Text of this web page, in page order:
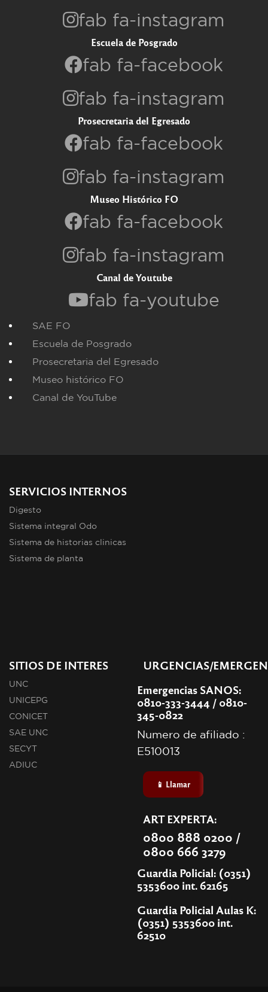
fab fa-instagram
Escuela de Posgrado
fab fa-facebook
fab fa-instagram
Prosecretaria del Egresado
fab fa-facebook
fab fa-instagram
Museo Histórico FO
fab fa-facebook
fab fa-instagram
Canal de Youtube
fab fa-youtube
SAE FO
Escuela de Posgrado
Prosecretaria del Egresado
Museo histórico FO
Canal de YouTube
SERVICIOS INTERNOS
Digesto
Sistema integral Odo
Sistema de historias clinicas
Sistema de planta
SITIOS DE INTERES
UNC
UNICEPG
CONICET
SAE UNC
SECYT
ADIUC
URGENCIAS/
Emergencias SANOS:
0810-333-3444 / 0810-
345-0822
Numero de afiliado :
E510013
📱 Llamar
ART EXPERTA:
0800 888 0200 /
0800 666 3279
Guardia Policial: (0351)
5353600 int. 62165
Guardia Policial Aulas K:
(0351) 5353600 int.
62510